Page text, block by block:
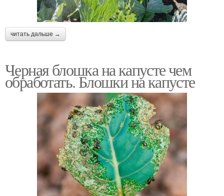
читать дальше →
Черная блошка на капусте чем
обработать. Блошки на капусте